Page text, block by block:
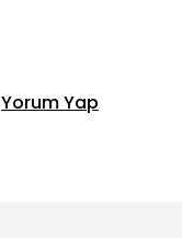
Yorum Yap